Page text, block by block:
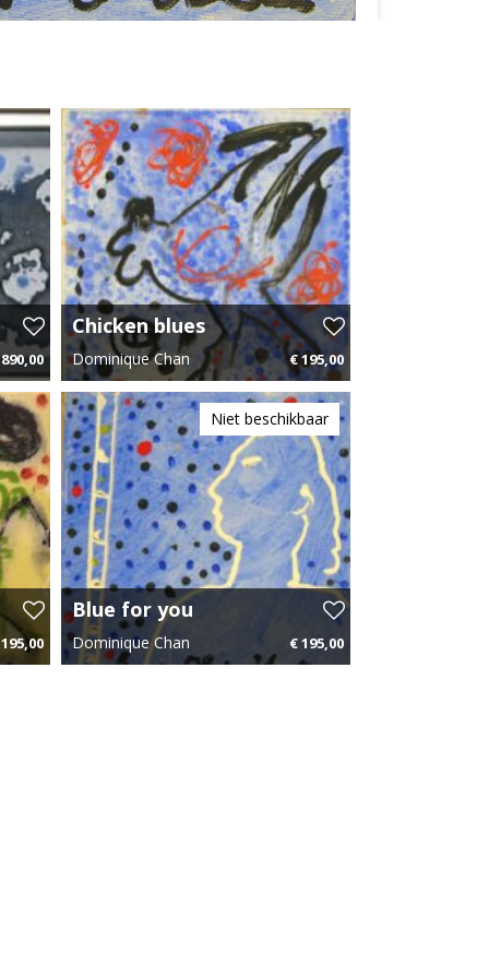
p.m.
Chicken blues
Dominique Chan € 195,00
20 cm x 20 cm € 2,93 p.m.
Niet beschikbaar
Blue for you
Dominique Chan € 195,00